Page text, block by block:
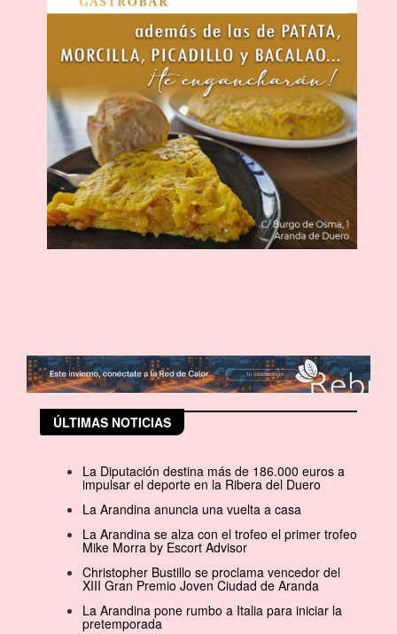
ÚLTIMAS NOTICIAS
La Diputación destina más de 186.000 euros a
impulsar el deporte en la Ribera del Duero
La Arandina anuncia una vuelta a casa
La Arandina se alza con el trofeo el primer trofeo
Mike Morra by Escort Advisor
Christopher Bustillo se proclama vencedor del
XIII Gran Premio Joven Ciudad de Aranda
La Arandina pone rumbo a Italia para iniciar la
pretemporada